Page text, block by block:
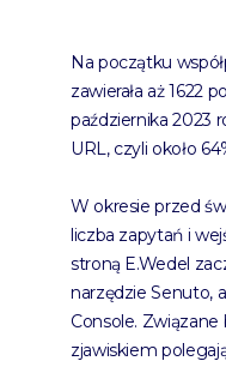
Na początku
zawierała aż 1622
października 2023
URL, czyli około
W okresie przed
liczba zapytań i
stroną E.Wedel
narzędzie Senuto,
Console. Związane
zjawiskiem